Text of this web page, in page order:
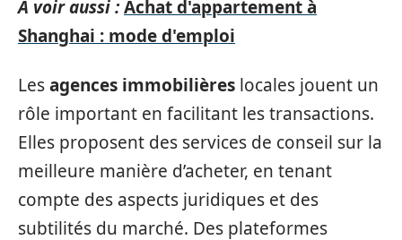
A voir aussi :Achat d'appartement à
Shanghai : mode d'emploi
Lesagences immobilières locales jouent un
rôle important en facilitant les transactions.
Elles proposent des services de conseil sur la
meilleure manière d’acheter, en tenant
compte des aspects juridiques et des
subtilités du marché. Des plateformes